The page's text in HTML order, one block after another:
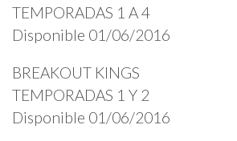
TEMPORADAS 1 A 4
Disponible 01/06/2016
BREAKOUT KINGS
TEMPORADAS 1 Y 2
Disponible 01/06/2016